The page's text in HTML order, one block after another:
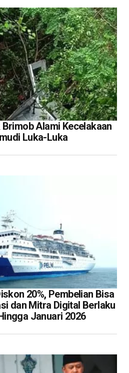
Alami Kecelakaan
Luka-Luka
20%, Pembelian Bisa
dan Mitra Digital Berlaku
Januari 2026